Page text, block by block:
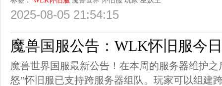
2025-08-05 21:54:15
魔兽国服公告：WLK怀旧服今
魔兽世界国服最新公告！在本周的服务器维护
怒”怀旧服已支持跨服务器组队。玩家可以组建